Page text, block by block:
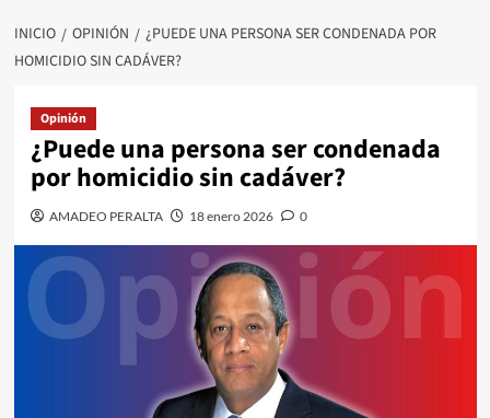
INICIO OPINIÓN
¿PUEDE UNA PERSONA SER CONDENADA POR
HOMICIDIO SIN CADÁVER?
Opinión
¿Puede una persona ser condenada
por homicidio sin cadáver?
AMADEO PERALTA 18 enero 2026 0